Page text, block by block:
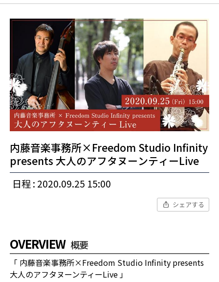
内藤音楽事務所×Freedom Studio Infinity
presents 大人のアフタヌーンティーLive
日程 : 2020.09.25 15:00
シェアする
OVERVIEW 概要
「 内藤音楽事務所×Freedom Studio Infinity presents
大人のアフタヌーンティーLive 」